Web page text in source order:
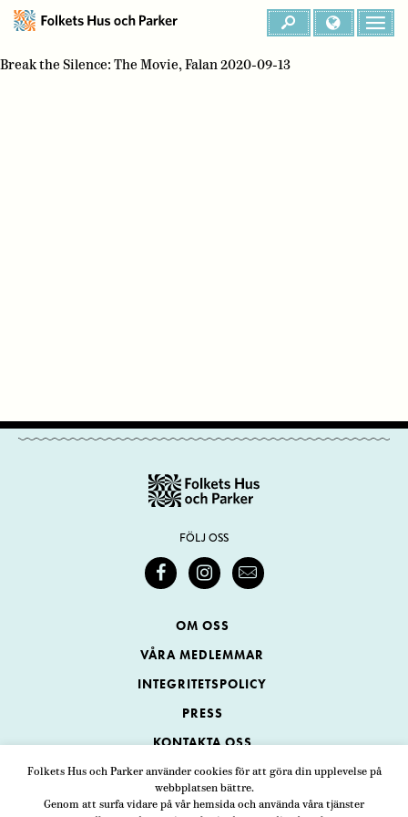
Folkets Hus och Parker använder cookies för att göra din upplevelse på
webbplatsen bättre.
Genom att surfa vidare på vår hemsida och använda våra tjänster
Break the Silence: The Movie, Falan 2020-09-13
FÖLJ OSS
OM OSS
VÅRA MEDLEMMAR
INTEGRITETSPOLICY
PRESS
KONTAKTA OSS
Folkets Hus och Parker